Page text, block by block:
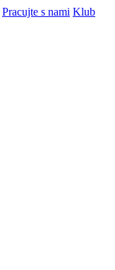
Pracujte s nami Klub